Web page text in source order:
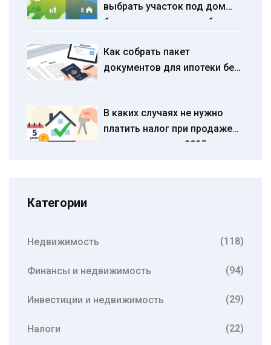
выбрать участок под дом
без юридических ошибок
Как собрать пакет
документов для ипотеки без
В каких случаях не нужно
платить налог при продаже
недвижимости в 2025 году
Категории
Недвижимость (118)
Финансы и недвижимость (94)
Инвестиции и недвижимость (29)
Налоги (22)